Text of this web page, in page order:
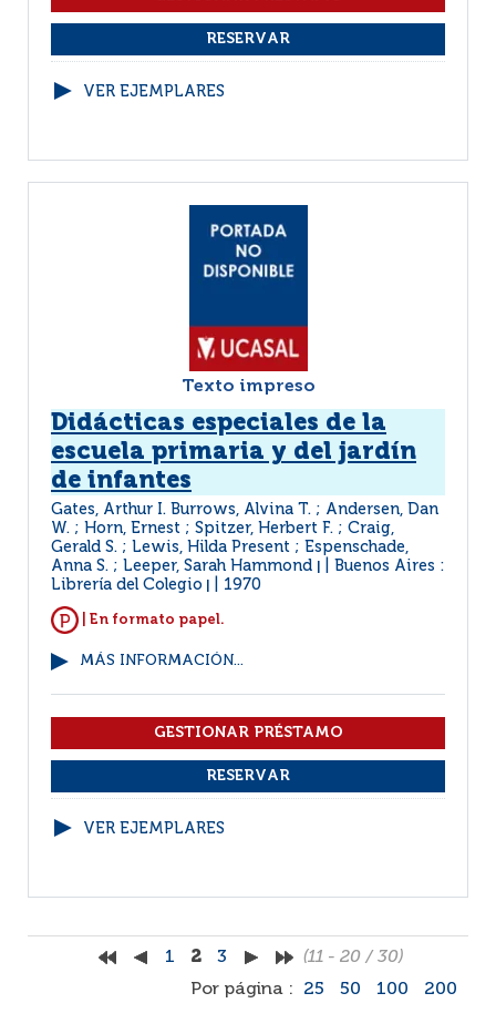
VER EJEMPLARES
Texto impreso
Didácticas especiales de la
escuela primaria y del jardín
de infantes
Gates, Arthur I. Burrows, Alvina T. ; Andersen, Dan
W. ; Horn, Ernest ; Spitzer, Herbert F. ; Craig,
Gerald S. ; Lewis, Hilda Present ; Espenschade,
Anna S. ; Leeper, Sarah Hammond
Buenos Aires :
Librería del Colegio
1970
| En formato papel.
MÁS INFORMACIÓN...
VER EJEMPLARES
1 2 3
(11 - 20 / 30)
Por página :
25 50 100 200